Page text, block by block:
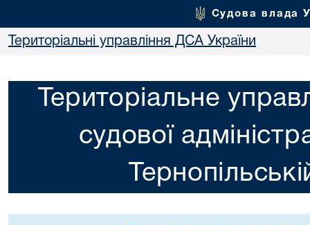
Судова влада
Територіальні управління ДСА України
Територіальне
судової